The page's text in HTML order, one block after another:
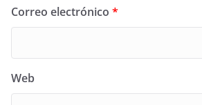
Correo electrónico *
Web